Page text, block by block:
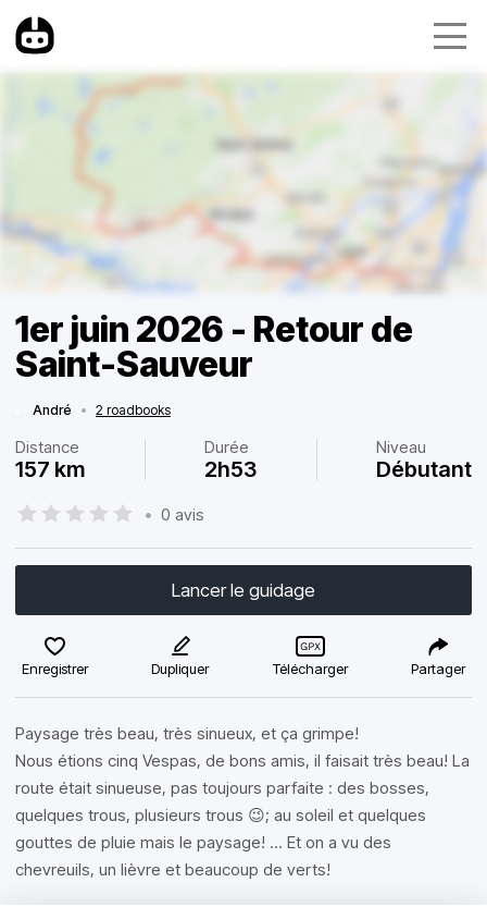
1er juin 2026 - Retour de
Saint-Sauveur
André • 2 roadbooks
Distance
157 km
Durée
2h53
Niveau
Débutant
• 0 avis
Lancer le guidage
Enregistrer Dupliquer Télécharger Partager
Paysage très beau, très sinueux, et ça grimpe!
Nous étions cinq Vespas, de bons amis, il faisait très beau! La
route était sinueuse, pas toujours parfaite : des bosses,
quelques trous, plusieurs trous 😉; au soleil et quelques
gouttes de pluie mais le paysage! ... Et on a vu des
chevreuils, un lièvre et beaucoup de verts!